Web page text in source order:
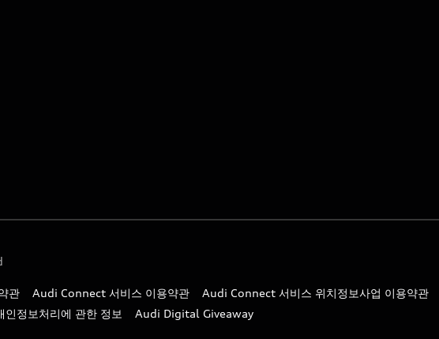
관 Audi Connect 서비스 이용약관 Audi Connect 서비스 위치정보사업 이용약관
인정보처리에 관한 정보 Audi Digital Giveaway